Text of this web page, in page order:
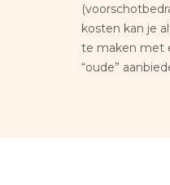
kosten kan je
te maken met
“oude”